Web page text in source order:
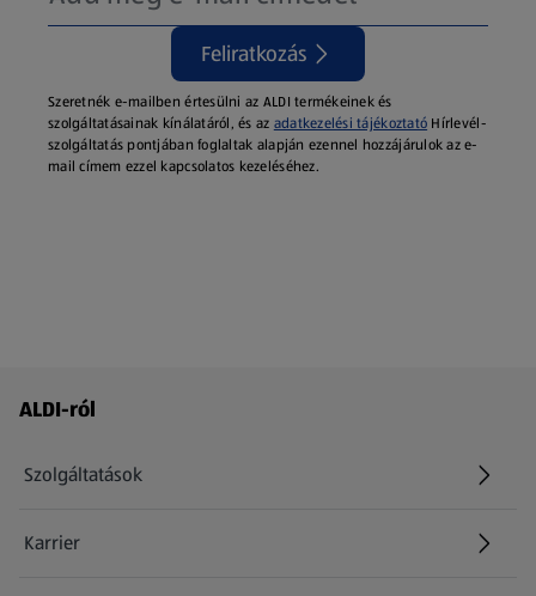
Feliratkozás
Szeretnék e-mailben értesülni az ALDI termékeinek és
szolgáltatásainak kínálatáról, és az adatkezelési tájékoztató Hírlevél-
szolgáltatás pontjában foglaltak alapján ezennel hozzájárulok az e-
mail címem ezzel kapcsolatos kezeléséhez.
Láblécmenü - további linkek
ALDI-ról
Szolgáltatások
Karrier
(új oldalon nyílik meg)